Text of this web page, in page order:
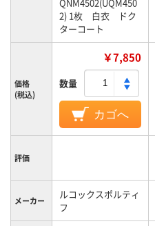
2) 1枚 白衣 ドク
ターコート
価格
(税込)
￥7,850
数量
カゴへ
評価
メーカー
ルコックスポルティ
フ